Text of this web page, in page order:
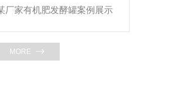
厂家有机肥发酵罐案例展示
MORE